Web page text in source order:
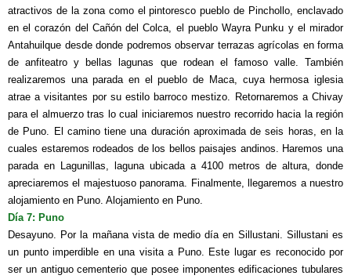
atractivos de la zona como el pintoresco pueblo de Pinchollo, enclavado
en el corazón del Cañón del Colca, el pueblo Wayra Punku y el mirador
Antahuilque desde donde podremos observar terrazas agrícolas en forma
de anfiteatro y bellas lagunas que rodean el famoso valle. También
realizaremos una parada en el pueblo de Maca, cuya hermosa iglesia
atrae a visitantes por su estilo barroco mestizo. Retornaremos a Chivay
para el almuerzo tras lo cual iniciaremos nuestro recorrido hacia la región
de Puno. El camino tiene una duración aproximada de seis horas, en la
cuales estaremos rodeados de los bellos paisajes andinos. Haremos una
parada en Lagunillas, laguna ubicada a 4100 metros de altura, donde
apreciaremos el majestuoso panorama. Finalmente, llegaremos a nuestro
alojamiento en Puno. Alojamiento en Puno.
Día 7: Puno
Desayuno. Por la mañana vista de medio día en Sillustani. Sillustani es
un punto imperdible en una visita a Puno. Este lugar es reconocido por
ser un antiguo cementerio que posee imponentes edificaciones tubulares